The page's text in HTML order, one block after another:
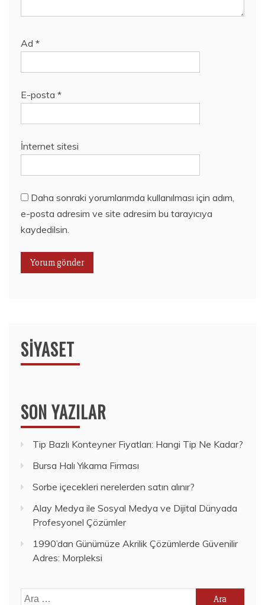
Ad *
E-posta *
İnternet sitesi
Daha sonraki yorumlarımda kullanılması için adım,
e-posta adresim ve site adresim bu tarayıcıya
kaydedilsin.
SIYASET
SON YAZILAR
Tip Bazlı Konteyner Fiyatları: Hangi Tip Ne Kadar?
Bursa Halı Yıkama Firması
Sorbe içecekleri nerelerden satın alınır?
Alay Medya ile Sosyal Medya ve Dijital Dünyada
Profesyonel Çözümler
1990’dan Günümüze Akrilik Çözümlerde Güvenilir
Adres: Morpleksi
Arama: